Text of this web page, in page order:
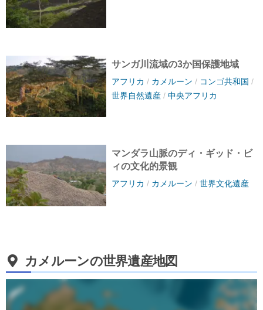
サンガ川流域の3か国保護地域
アフリカ / カメルーン / コンゴ共和国 /
世界自然遺産/ 中央アフリカ
マンダラ山脈のディ・ギッド・ビ
ィの文化的景観
アフリカ / カメルーン / 世界文化遺産
カメルーンの世界遺産地図